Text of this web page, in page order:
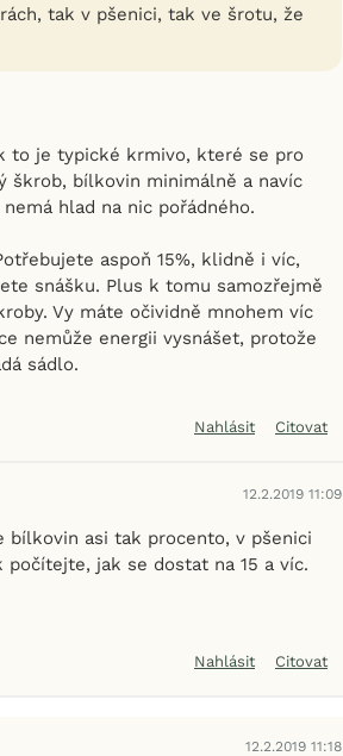
tak v pšenici, tak ve šrotu, že
to je typické krmivo, které se pro
škrob, bílkovin minimálně a navíc
hlad na nic pořádného.
aspoň 15%, klidně i víc,
snášku. Plus k tomu samozřejmě
Vy máte očividně mnohem víc
nemůže energii vysnášet, protože
sádlo.
Nahlásit Citovat
12.2.2019 11:09
bílkovin asi tak procento, v pšenici
počítejte, jak se dostat na 15 a víc.
Nahlásit Citovat
12.2.2019 11:18